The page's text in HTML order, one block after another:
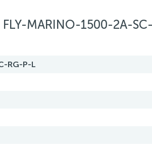
MARINO-1500-2A-
RG-P-L